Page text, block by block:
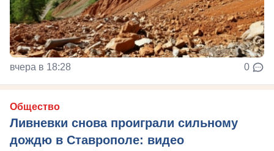
вчера в 18:28 0
Общество
Ливневки снова проиграли сильному
дождю в Ставрополе: видео